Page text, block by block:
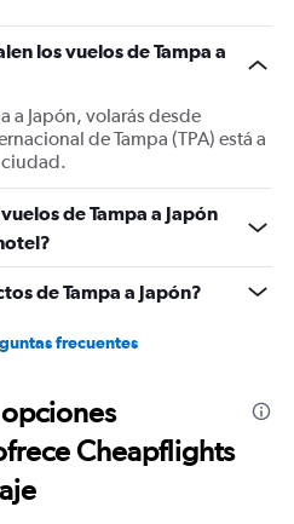
los vuelos de Tampa a
a Japón, volarás desde
de Tampa (TPA) está a
ciudad.
de Tampa a Japón
de Tampa a Japón?
frecuentes
Cheapflights